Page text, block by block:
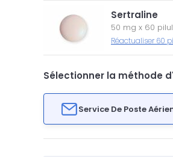
Sertraline
50 mg x 60
Réactualiser 60
Sélectionner la méthode
Service De Poste